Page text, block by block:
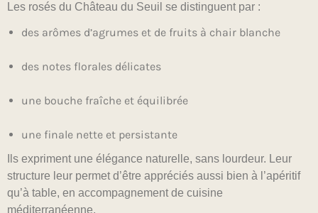
Les rosés du Château du Seuil se distinguent par :
des arômes d’agrumes et de fruits à chair blanche
des notes florales délicates
une bouche fraîche et équilibrée
une finale nette et persistante
Ils expriment une élégance naturelle, sans lourdeur. Leur
structure leur permet d’être appréciés aussi bien à l’apéritif
qu’à table, en accompagnement de cuisine
méditerranéenne.